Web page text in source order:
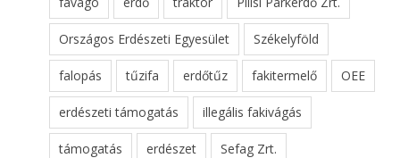
Országos Erdészeti Egyesület Székelyföld
falopás tűzifa erdőtűz fakitermelő OEE
erdészeti támogatás illegális fakivágás
támogatás erdészet Sefag Zrt.